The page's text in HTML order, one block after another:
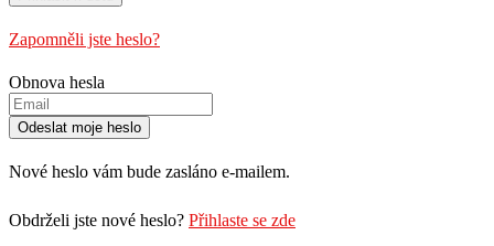
Zapomněli jste heslo?
Obnova hesla
Nové heslo vám bude zasláno e-mailem.
Obdrželi jste nové heslo? Přihlaste se zde